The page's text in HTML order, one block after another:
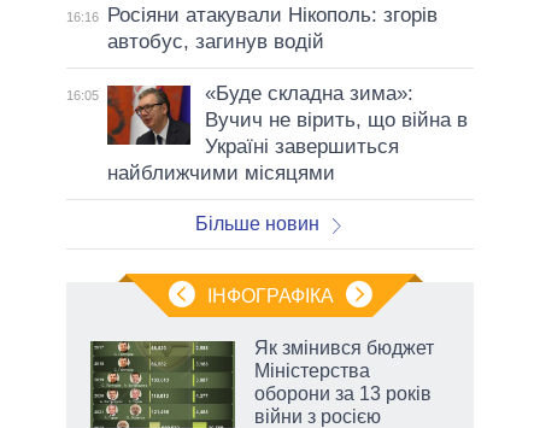
16:16
Росіяни атакували Нікополь: згорів
автобус, загинув водій
16:05
«Буде складна зима»:
Вучич не вірить, що війна в
Україні завершиться
найближчими місяцями
Більше новин
ІНФОГРАФІКА
Як змінився бюджет
Міністерства
оборони за 13 років
війни з росією